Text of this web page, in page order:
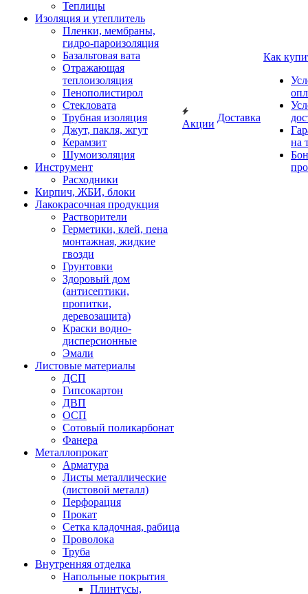
Теплицы
Изоляция и утеплитель
Пленки, мембраны,
гидро-пароизоляция
Базальтовая вата
Отражающая
теплоизоляция
Пенополистирол
Стекловата
Трубная изоляция
Джут, пакля, жгут
Керамзит
Шумоизоляция
Инструмент
Расходники
Кирпич, ЖБИ, блоки
Лакокрасочная продукция
Растворители
Герметики, клей, пена
монтажная, жидкие
гвозди
Грунтовки
Здоровый дом
(антисептики,
пропитки,
деревозащита)
Краски водно-
дисперсионные
Эмали
Листовые материалы
ДСП
Гипсокартон
ДВП
ОСП
Сотовый поликарбонат
Фанера
Металлопрокат
Арматура
Листы металлические
(листовой металл)
Перфорация
Прокат
Сетка кладочная, рабица
Проволока
Труба
Внутренняя отделка
Напольные покрытия
Плинтусы,
Акции
Доставка
Как
на